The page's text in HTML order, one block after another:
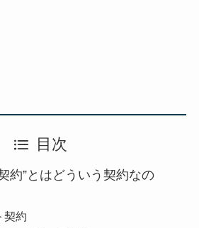
目次
約”とはどういう契約なの
契約